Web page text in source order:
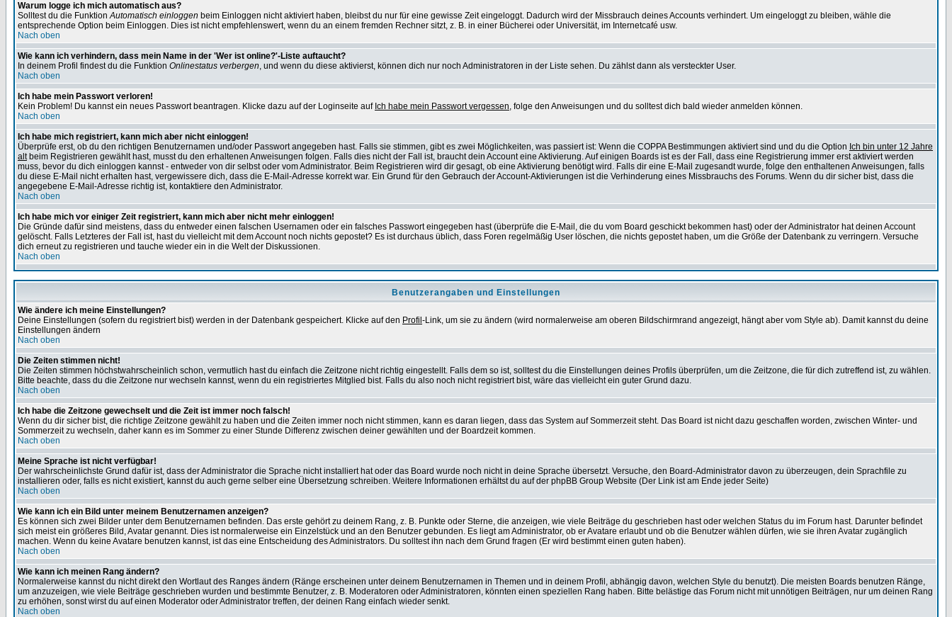
Warum logge ich mich automatisch aus?
Solltest du die FunktionAutomatisch einloggen beim Einloggen nicht aktiviert haben, bleibst du nur für eine gewisse Zeit eingeloggt. Dadurch wird der Missbrauch deines Accounts verhindert. Um eingeloggt zu bleiben, wähle die
entsprechende Option beim Einloggen. Dies ist nicht empfehlenswert, wenn du an einem fremden Rechner sitzt, z. B. in einer Bücherei oder Universität, im Internetcafé usw.
Nach oben
Wie kann ich verhindern, dass mein Name in der 'Wer ist online?'-Liste auftaucht?
In deinem Profil findest du die Funktion Onlinestatus verbergen, und wenn du diese aktivierst, können dich nur noch Administratoren in der Liste sehen. Du zählst dann als versteckter User.
Nach oben
Ich habe mein Passwort verloren!
Kein Problem! Du kannst ein neues Passwort beantragen. Klicke dazu auf der Loginseite auf Ich habe mein Passwort vergessen, folge den Anweisungen und du solltest dich bald wieder anmelden können.
Nach oben
Ich habe mich registriert, kann mich aber nicht einloggen!
Überprüfe erst, ob du den richtigen Benutzernamen und/oder Passwort angegeben hast. Falls sie stimmen, gibt es zwei Möglichkeiten, was passiert ist: Wenn die COPPA Bestimmungen aktiviert sind und du die Option Ich bin unter 12 Jahre
altbeim Registrieren gewählt hast, musst du den erhaltenen Anweisungen folgen. Falls dies nicht der Fall ist, braucht dein Account eine Aktivierung. Auf einigen Boards ist es der Fall, dass eine Registrierung immer erst aktiviert werden
muss, bevor du dich einloggen kannst - entweder von dir selbst oder vom Administrator. Beim Registrieren wird dir gesagt, ob eine Aktivierung benötigt wird. Falls dir eine E-Mail zugesandt wurde, folge den enthaltenen Anweisungen, falls
du diese E-Mail nicht erhalten hast, vergewissere dich, dass die E-Mail-Adresse korrekt war. Ein Grund für den Gebrauch der Account-Aktivierungen ist die Verhinderung eines Missbrauchs des Forums. Wenn du dir sicher bist, dass die
angegebene E-Mail-Adresse richtig ist, kontaktiere den Administrator.
Nach oben
Ich habe mich vor einiger Zeit registriert, kann mich aber nicht mehr einloggen!
Die Gründe dafür sind meistens, dass du entweder einen falschen Usernamen oder ein falsches Passwort eingegeben hast (überprüfe die E-Mail, die du vom Board geschickt bekommen hast) oder der Administrator hat deinen Account
gelöscht. Falls Letzteres der Fall ist, hast du vielleicht mit dem Account noch nichts gepostet? Es ist durchaus üblich, dass Foren regelmäßig User löschen, die nichts gepostet haben, um die Größe der Datenbank zu verringern. Versuche
dich erneut zu registrieren und tauche wieder ein in die Welt der Diskussionen.
Nach oben
Benutzerangaben und Einstellungen
Wie ändere ich meine Einstellungen?
Deine Einstellungen (sofern du registriert bist) werden in der Datenbank gespeichert. Klicke auf den Profil -Link, um sie zu ändern (wird normalerweise am oberen Bildschirmrand angezeigt, hängt aber vom Style ab). Damit kannst du deine
Einstellungen ändern
Nach oben
Die Zeiten stimmen nicht!
Die Zeiten stimmen höchstwahrscheinlich schon, vermutlich hast du einfach die Zeitzone nicht richtig eingestellt. Falls dem so ist, solltest du die Einstellungen deines Profils überprüfen, um die Zeitzone, die für dich zutreffend ist, zu wählen.
Bitte beachte, dass du die Zeitzone nur wechseln kannst, wenn du ein registriertes Mitglied bist. Falls du also noch nicht registriert bist, wäre das vielleicht ein guter Grund dazu.
Nach oben
Ich habe die Zeitzone gewechselt und die Zeit ist immer noch falsch!
Wenn du dir sicher bist, die richtige Zeitzone gewählt zu haben und die Zeiten immer noch nicht stimmen, kann es daran liegen, dass das System auf Sommerzeit steht. Das Board ist nicht dazu geschaffen worden, zwischen Winter- und
Sommerzeit zu wechseln, daher kann es im Sommer zu einer Stunde Differenz zwischen deiner gewählten und der Boardzeit kommen.
Nach oben
Meine Sprache ist nicht verfügbar!
Der wahrscheinlichste Grund dafür ist, dass der Administrator die Sprache nicht installiert hat oder das Board wurde noch nicht in deine Sprache übersetzt. Versuche, den Board-Administrator davon zu überzeugen, dein Sprachfile zu
installieren oder, falls es nicht existiert, kannst du auch gerne selber eine Übersetzung schreiben. Weitere Informationen erhältst du auf der phpBB Group Website (Der Link ist am Ende jeder Seite)
Nach oben
Wie kann ich ein Bild unter meinem Benutzernamen anzeigen?
Es können sich zwei Bilder unter dem Benutzernamen befinden. Das erste gehört zu deinem Rang, z. B. Punkte oder Sterne, die anzeigen, wie viele Beiträge du geschrieben hast oder welchen Status du im Forum hast. Darunter befindet
sich meist ein größeres Bild, Avatar genannt. Dies ist normalerweise ein Einzelstück und an den Benutzer gebunden. Es liegt am Administrator, ob er Avatare erlaubt und ob die Benutzer wählen dürfen, wie sie ihren Avatar zugänglich
machen. Wenn du keine Avatare benutzen kannst, ist das eine Entscheidung des Administrators. Du solltest ihn nach dem Grund fragen (Er wird bestimmt einen guten haben).
Nach oben
Wie kann ich meinen Rang ändern?
Normalerweise kannst du nicht direkt den Wortlaut des Ranges ändern (Ränge erscheinen unter deinem Benutzernamen in Themen und in deinem Profil, abhängig davon, welchen Style du benutzt). Die meisten Boards benutzen Ränge,
um anzuzeigen, wie viele Beiträge geschrieben wurden und bestimmte Benutzer, z. B. Moderatoren oder Administratoren, könnten einen speziellen Rang haben. Bitte belästige das Forum nicht mit unnötigen Beiträgen, nur um deinen Rang
zu erhöhen, sonst wirst du auf einen Moderator oder Administrator treffen, der deinen Rang einfach wieder senkt.
Nach oben